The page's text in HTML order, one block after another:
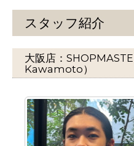
スタッフ紹介
大阪店：
Kawamoto）